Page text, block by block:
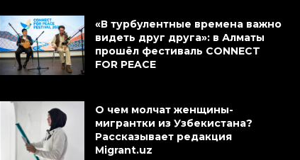
«В турбулентные времена важно
видеть друг друга»: в Алматы
прошёл фестиваль CONNECT
FOR PEACE
О чем молчат женщины-
мигрантки из Узбекистана?
Рассказывает редакция
Migrant.uz